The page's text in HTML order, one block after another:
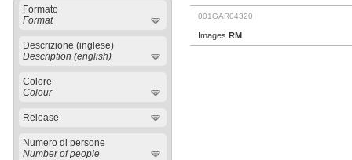
Formato
Format
Descrizione (inglese)
Description (english)
Colore
Colour
Release
Numero di persone
Number of people
001GAR04320
Images RM